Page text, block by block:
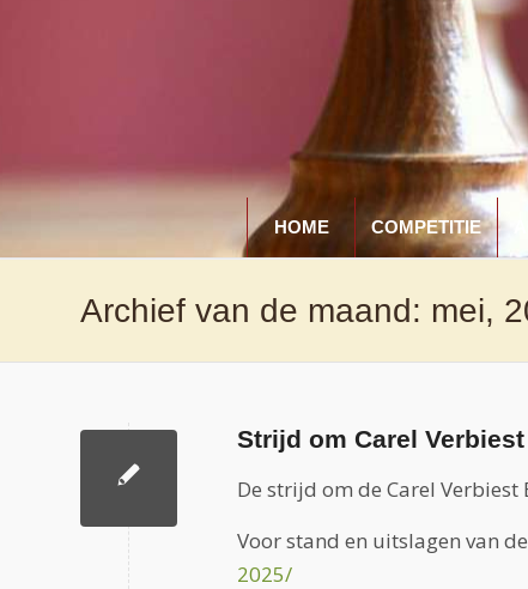
HOME COMPETITIE
Archief van de maand: mei,
Strijd om Carel
De strijd om de Carel Verbiest
Voor stand en uitslagen van
2025/